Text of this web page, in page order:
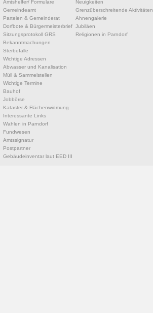
Amtshelfer/ Formulare
Gemeindeamt
Parteien & Gemeinderat
Dorfbote & Bürgermeisterbrief
Sitzungsprotokoll GRS
Bekanntmachungen
Sterbefälle
Wichtige Adressen
Abwasser und Kanalisation
Müll & Sammelstellen
Wichtige Termine
Bauhof
Jobbörse
Kataster & Flächenwidmung
Interessante Links
Wahlen in Parndorf
Fundwesen
Amtssignatur
Postpartner
Gebäudeinventar laut EED III
Neuigkeiten
Grenzüberschreitende Aktivitäten
Ahnengalerie
Jubiläen
Religionen in Parndorf